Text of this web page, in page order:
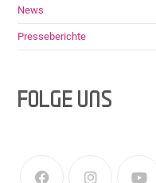
News
Presseberichte
FOLGE UNS